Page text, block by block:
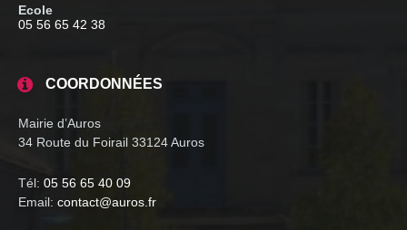
Ecole
05 56 65 42 38
COORDONNÉES
Mairie d’Auros
34 Route du Foirail 33124 Auros
Tél: 05 56 65 40 09
Email: contact@auros.fr